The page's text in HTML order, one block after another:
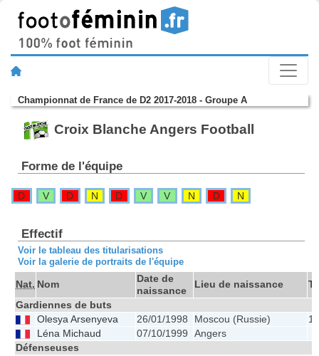
Championnat de France de D2 2017-2018 - Groupe A
Croix Blanche Angers Football
Forme de l'équipe
D V D N D V V N D N
Effectif
Voir le tableau des titularisations
Voir la galerie de portraits de l'équipe
Nat. Nom
Date de
naissance
Lieu de naissance
Gardiennes de buts
Olesya Arsenyeva
26/01/1998 Moscou (Russie)
Léna Michaud
07/10/1999
Angers
Défenseuses